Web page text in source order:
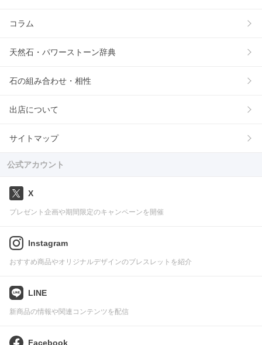
コラム
天然石・パワーストーン辞典
石の組み合わせ・相性
出店について
サイトマップ
公式アカウント
X
プレゼント企画や期間限定のキャンペーンを開催
Instagram
おすすめ商品やオリジナルデザインのブレスレットを紹介
LINE
新商品の情報や関連コンテンツを配信
Facebook